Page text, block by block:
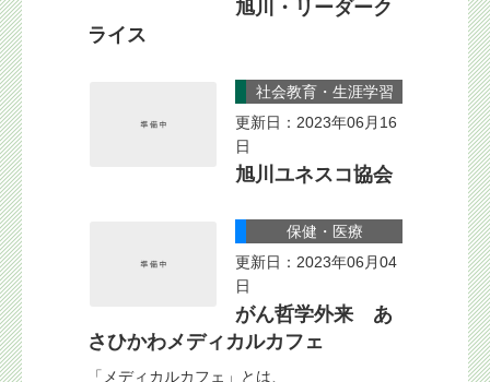
旭川・リーダーク
ライス
社会教育・生涯学習
更新日：2023年06月16
日
旭川ユネスコ協会
保健・医療
更新日：2023年06月04
日
がん哲学外来 あ
さひかわメディカルカフェ
「メディカルカフェ」とは、